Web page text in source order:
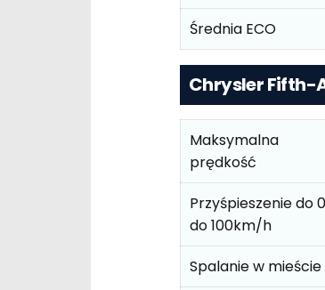
Średnia ECO
Chrysler Fifth-
Maksymalna
prędkość
Przyśpieszenie do 0
do 100km/h
Spalanie w mieście